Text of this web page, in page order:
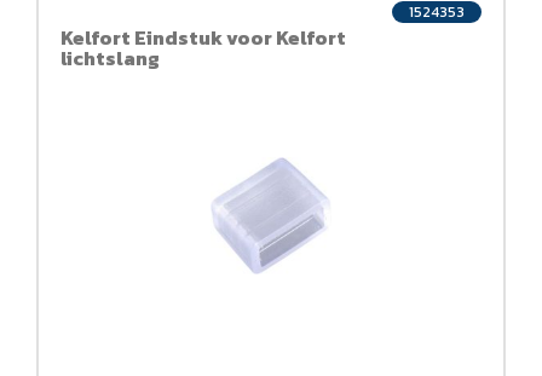
Kelfort Eindstuk voor Kelfort
lichtslang
1524353